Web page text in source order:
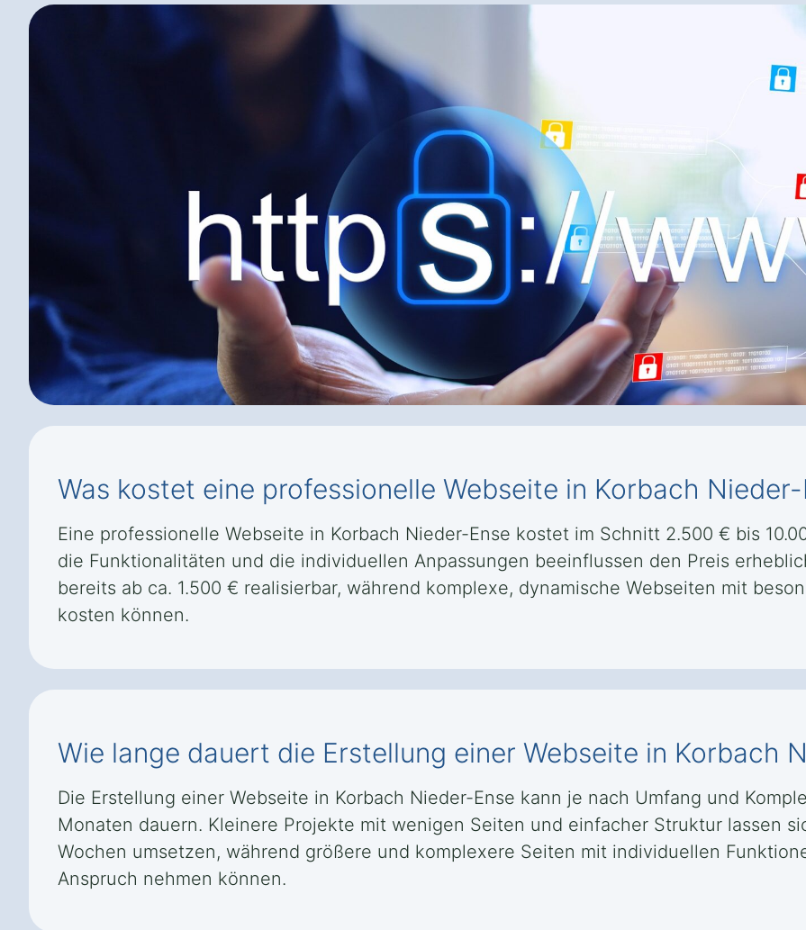
Was kostet eine professionelle Webseite in Korbach Nieder-
Eine professionelle Webseite in Korbach Nieder-Ense kostet im Schnitt 2.500 € bis
die Funktionalitäten und die individuellen Anpassungen beeinflussen den Preis
bereits ab ca. 1.500 € realisierbar, während komplexe, dynamische Webseiten mit
kosten können.
Wie lange dauert die Erstellung einer Webseite in Korbach
Die Erstellung einer Webseite in Korbach Nieder-Ense kann je nach Umfang und
Monaten dauern. Kleinere Projekte mit wenigen Seiten und einfacher Struktur lassen
Wochen umsetzen, während größere und komplexere Seiten mit individuellen
Anspruch nehmen können.